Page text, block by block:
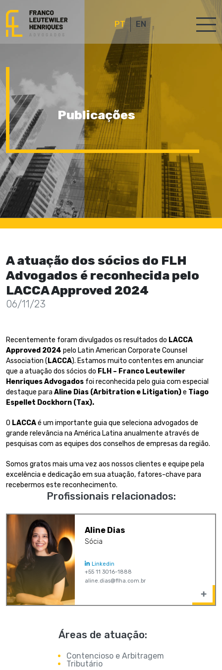
PT EN
Publicações
A atuação dos sócios do FLH
Advogados é reconhecida pelo
LACCA Approved 2024
06/11/23
Recentemente foram divulgados os resultados do LACCA
Approved 2024 pelo Latin American Corporate Counsel
Association ( LACCA). Estamos muito contentes em anunciar
que a atuação dos sócios do FLH – Franco Leutewiler
Henriques Advogados foi reconhecida pelo guia com especial
destaque para Aline Dias (Arbitration e Litigation)e Tiago
Espellet Dockhorn (Tax).
O LACCAé um importante guia que seleciona advogados de
grande relevância na América Latina anualmente através de
pesquisas com as equipes dos conselhos de empresas da região.
Somos gratos mais uma vez aos nossos clientes e equipe pela
excelência e dedicação em sua atuação, fatores-chave para
recebermos este reconhecimento.
Profissionais relacionados:
Aline Dias
Sócia
Linkedin
+55 11 3016-1888
aline.dias@flha.com.br
Áreas de atuação:
Contencioso e Arbitragem
Tributário